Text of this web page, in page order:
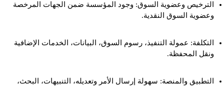
الترخيص وعضوية السوق: وجود المؤسسة ضمن الجهات المرخصة
وعضوية السوق النقدية.
التكلفة: عمولة التنفيذ، رسوم السوق، البيانات، الخدمات الإضافية
ونقل المحفظة.
التطبيق والمنصة: سهولة إرسال الأمر وتعديله، التنبيهات، البحث،